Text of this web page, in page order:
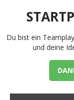
Du bist ein
und deine